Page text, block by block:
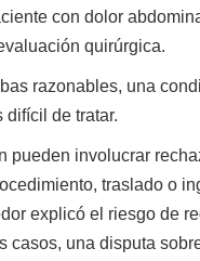
con dolor
quirúrgica.
razonables, una
difícil de tratar.
pueden involucrar
traslado o
explicó el riesgo de
casos, una disputa